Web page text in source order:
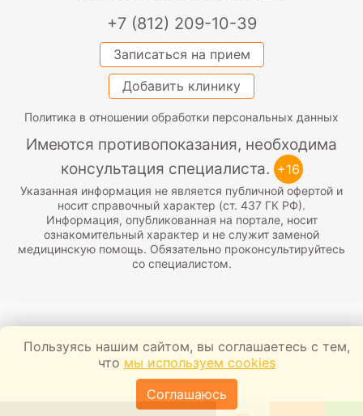
+7 (812) 209-10-39
Записаться на прием
Добавить клинику
Политика в отношении обработки персональных данных
Имеются противопоказания, необходима
консультация специалиста. +16
Указанная информация не является публичной офертой и
носит справочный характер (ст. 437 ГК РФ).
Информация, опубликованная на портале, носит
ознакомительный характер и не служит заменой
медицинскую помощь. Обязательно проконсультируйтесь
со специалистом.
Пользуясь нашим сайтом, вы соглашаетесь с тем,
что мы используем cookies
Соглашаюсь